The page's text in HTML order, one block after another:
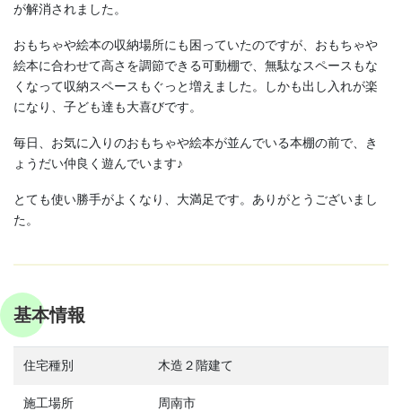
が解消されました。
おもちゃや絵本の収納場所にも困っていたのですが、おもちゃや
絵本に合わせて高さを調節できる可動棚で、無駄なスペースもな
くなって収納スペースもぐっと増えました。しかも出し入れが楽
になり、子ども達も大喜びです。
毎日、お気に入りのおもちゃや絵本が並んでいる本棚の前で、き
ょうだい仲良く遊んでいます♪
とても使い勝手がよくなり、大満足です。ありがとうございまし
た。
基本情報
住宅種別 木造２階建て
施工場所 周南市